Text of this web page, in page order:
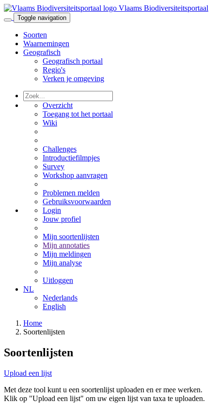
Vlaams Biodiversiteitsportaal
Toggle navigation
Soorten
Waarnemingen
Geografisch
Geografisch portaal
Regio's
Verken je omgeving
Overzicht
Toegang tot het portaal
Wiki
Challenges
Introductiefilmpjes
Survey
Workshop aanvragen
Problemen melden
Gebruiksvoorwaarden
Login
Jouw profiel
Mijn soortenlijsten
Mijn annotaties
Mijn meldingen
Mijn analyse
Uitloggen
NL
Nederlands
English
Home
Soortenlijsten
Soortenlijsten
Upload een lijst
Met deze tool kunt u een soortenlijst uploaden en er mee werken.
Klik op "Upload een lijst" om uw eigen lijst van taxa te uploaden.